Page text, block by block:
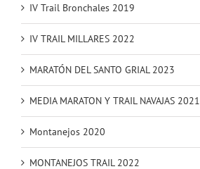
IV Trail Bronchales 2019
IV TRAIL MILLARES 2022
MARATÓN DEL SANTO GRIAL 2023
MEDIA MARATON Y TRAIL NAVAJAS 2021
Montanejos 2020
MONTANEJOS TRAIL 2022